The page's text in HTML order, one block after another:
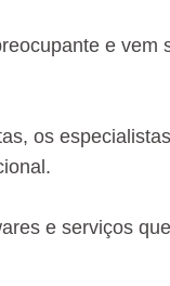
e
os
e serviços